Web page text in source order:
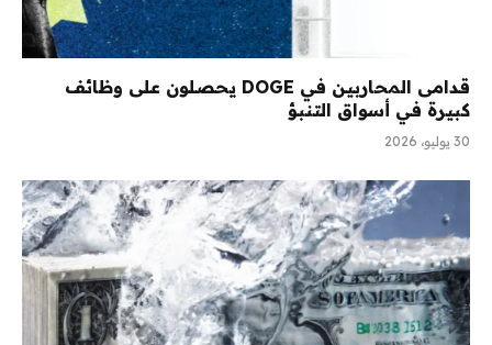
قدامى المحاربين في DOGE يحصلون على وظائف
كبيرة في أسواق التنبؤ
30 يوليو، 2026